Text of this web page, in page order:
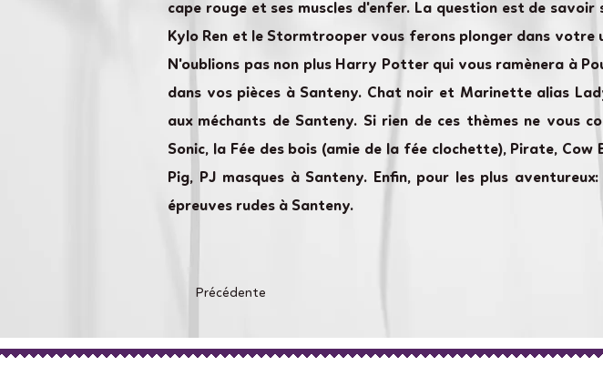
cape rouge et ses muscles d'enfer. La question est de
Kylo Ren et le Stormtrooper vous ferons plonger dans votre
N'oublions pas non plus Harry Potter qui vous ramènera à
dans vos pièces à Santeny. Chat noir et Marinette alias
aux méchants de Santeny. Si rien de ces thèmes ne vous
Sonic, la Fée des bois (amie de la fée clochette), Pirate, Cow
Pig, PJ masques à Santeny. Enfin, pour les plus
épreuves rudes à Santeny.
Précédente